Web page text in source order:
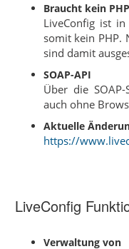
Braucht kein
LiveConfig ist
somit kein PHP.
sind damit
SOAP-API
Über die
auch ohne
Aktuelle
https://
LiveConfig
Verwaltung von